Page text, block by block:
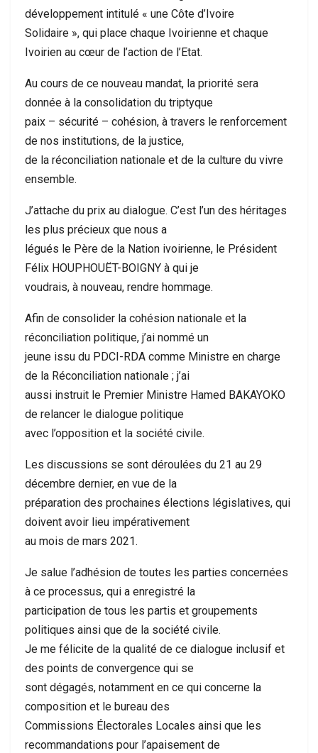
développement intitulé « une Côte d’Ivoire
Solidaire », qui place chaque Ivoirienne et chaque
Ivoirien au cœur de l’action de l’Etat.
Au cours de ce nouveau mandat, la priorité sera
donnée à la consolidation du triptyque
paix – sécurité – cohésion, à travers le renforcement
de nos institutions, de la justice,
de la réconciliation nationale et de la culture du vivre
ensemble.
J’attache du prix au dialogue. C’est l’un des héritages
les plus précieux que nous a
légués le Père de la Nation ivoirienne, le Président
Félix HOUPHOUËT-BOIGNY à qui je
voudrais, à nouveau, rendre hommage.
Afin de consolider la cohésion nationale et la
réconciliation politique, j’ai nommé un
jeune issu du PDCI-RDA comme Ministre en charge
de la Réconciliation nationale ; j’ai
aussi instruit le Premier Ministre Hamed BAKAYOKO
de relancer le dialogue politique
avec l’opposition et la société civile.
Les discussions se sont déroulées du 21 au 29
décembre dernier, en vue de la
préparation des prochaines élections législatives, qui
doivent avoir lieu impérativement
au mois de mars 2021.
Je salue l’adhésion de toutes les parties concernées
à ce processus, qui a enregistré la
participation de tous les partis et groupements
politiques ainsi que de la société civile.
Je me félicite de la qualité de ce dialogue inclusif et
des points de convergence qui se
sont dégagés, notamment en ce qui concerne la
composition et le bureau des
Commissions Électorales Locales ainsi que les
recommandations pour l’apaisement de